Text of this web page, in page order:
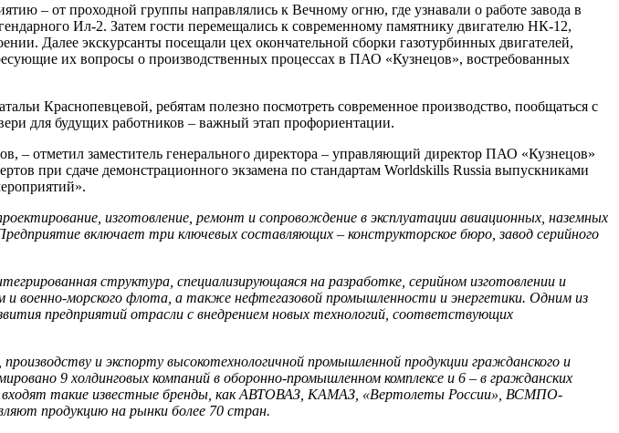
– от проходной группы направлялись к Вечному огню, где узнавали о работе завода в
Ил-2. Затем гости перемещались к современному памятнику двигателю НК-12,
Далее экскурсанты посещали цех окончательной сборки газотурбинных двигателей,
их вопросы о производственных процессах в ПАО «Кузнецов», востребованных
Краснопевцевой, ребятам полезно посмотреть современное производство, пообщаться с
для будущих работников – важный этап профориентации.
– отметил заместитель генерального директора – управляющий директор ПАО «Кузнецов»
при сдаче демонстрационного экзамена по стандартам Worldskills Russia выпускниками
изготовление, ремонт и сопровождение в эксплуатации авиационных, наземных
включает три ключевых составляющих – конструкторское бюро, завод серийного
структура, специализирующаяся на разработке, серийном изготовлении и
и военно-морского флота, а также нефтегазовой промышленности и энергетики. Одним из
предприятий отрасли с внедрением новых технологий, соответствующих
и экспорту высокотехнологичной промышленной продукции гражданского и
9 холдинговых компаний в оборонно-промышленном комплексе и 6 – в гражданских
входят такие известные бренды, как АВТОВАЗ, КАМАЗ, «Вертолеты России», ВСМПО-
продукцию на рынки более 70 стран.